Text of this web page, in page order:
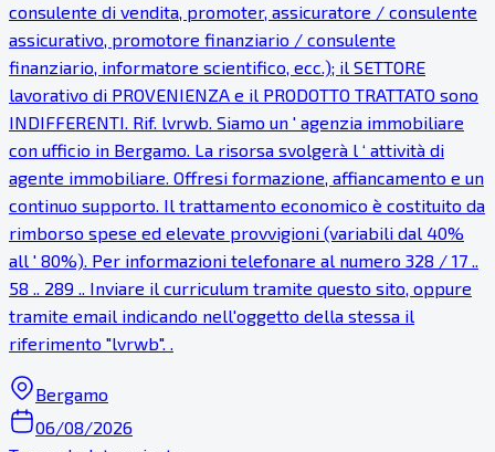
consulente di vendita, promoter, assicuratore / consulente
assicurativo, promotore finanziario / consulente
finanziario, informatore scientifico, ecc.); il SETTORE
lavorativo di PROVENIENZA e il PRODOTTO TRATTATO sono
INDIFFERENTI. Rif. lvrwb. Siamo un ' agenzia immobiliare
con ufficio in Bergamo. La risorsa svolgerà l ‘ attività di
agente immobiliare. Offresi formazione, affiancamento e un
continuo supporto. Il trattamento economico è costituito da
rimborso spese ed elevate provvigioni (variabili dal 40%
all ' 80%). Per informazioni telefonare al numero 328 / 17 ..
58 .. 289 .. Inviare il curriculum tramite questo sito, oppure
tramite email indicando nell'oggetto della stessa il
riferimento "lvrwb". .
Bergamo
06/08/2026